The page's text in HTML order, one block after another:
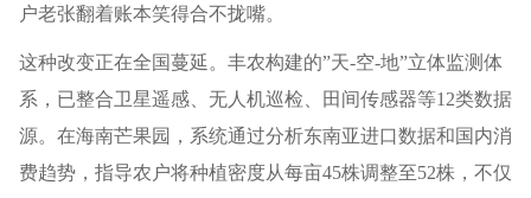
户老张翻着账本笑得合不拢嘴。
这种改变正在全国蔓延。丰农构建的”天-空-地”立体监测体
系，已整合卫星遥感、无人机巡检、田间传感器等12类数据
源。在海南芒果园，系统通过分析东南亚进口数据和国内消
费趋势，指导农户将种植密度从每亩45株调整至52株，不仅